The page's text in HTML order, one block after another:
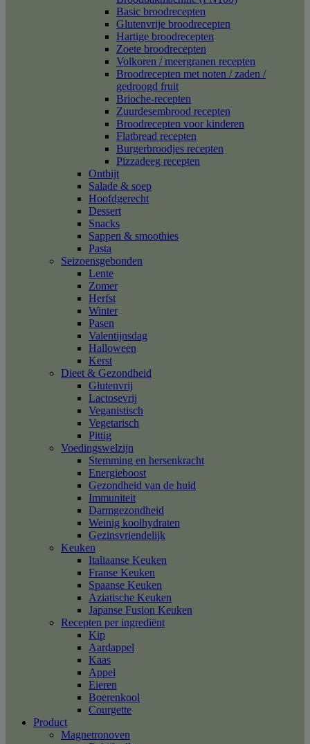
Basic broodrecepten
Glutenvrije broodrecepten
Hartige broodrecepten
Zoete broodrecepten
Volkoren / meergranen recepten
Broodrecepten met noten / zaden /
gedroogd fruit
Brioche-recepten
Zuurdesembrood recepten
Broodrecepten voor kinderen
Flatbread recepten
Burgerbroodjes recepten
Pizzadeeg recepten
Ontbijt
Salade & soep
Hoofdgerecht
Dessert
Snacks
Sappen & smoothies
Pasta
Seizoensgebonden
Lente
Zomer
Herfst
Winter
Pasen
Valentijnsdag
Halloween
Kerst
Dieet & Gezondheid
Glutenvrij
Lactosevrij
Veganistisch
Vegetarisch
Pittig
Voedingswelzijn
Stemming en hersenkracht
Energieboost
Gezondheid van de huid
Immuniteit
Darmgezondheid
Weinig koolhydraten
Gezinsvriendelijk
Keuken
Italiaanse Keuken
Franse Keuken
Spaanse Keuken
Aziatische Keuken
Japanse Fusion Keuken
Recepten per ingrediënt
Kip
Aardappel
Kaas
Appel
Eieren
Boerenkool
Courgette
Product
Magnetronoven